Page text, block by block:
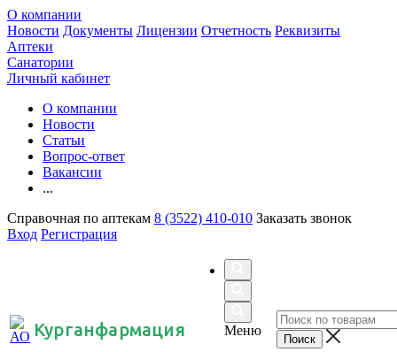
О компании
Новости Документы Лицензии Отчетность Реквизиты
Аптеки
Санатории
Личный кабинет
О компании
Новости
Статьи
Вопрос-ответ
Вакансии
...
Справочная по аптекам 8 (3522) 410-010 Заказать звонок
Вход Регистрация
Курганфармация
Меню